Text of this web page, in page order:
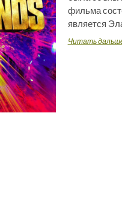
фильма
является
Читать